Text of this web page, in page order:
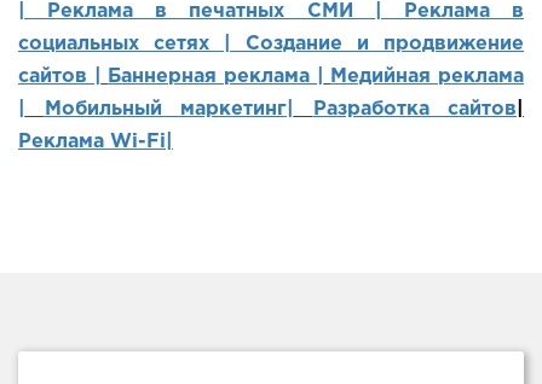
Реклама в печатных СМИ |
Реклама в
социальных сетях | Создание и продвижение
сайтов
Баннерная реклама |
Медийная реклама
Мобильный маркетинг Разработка сайтов
Реклама Wi-Fi|